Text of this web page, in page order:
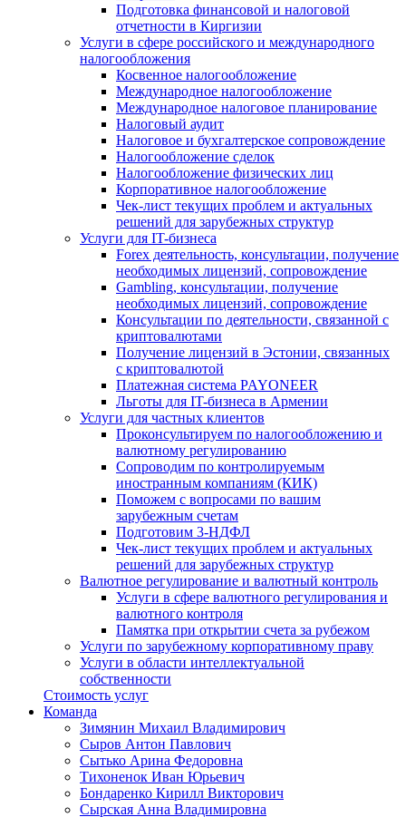
Подготовка финансовой и налоговой
отчетности в Киргизии
Услуги в сфере российского и международного
налогообложения
Косвенное налогообложение
Международное налогообложение
Международное налоговое планирование
Налоговый аудит
Налоговое и бухгалтерское сопровождение
Налогообложение сделок
Налогообложение физических лиц
Корпоративное налогообложение
Чек-лист текущих проблем и актуальных
решений для зарубежных структур
Услуги для IT-бизнеса
Forex деятельность, консультации, получение
необходимых лицензий, сопровождение
Gambling, консультации, получение
необходимых лицензий, сопровождение
Консультации по деятельности, связанной с
криптовалютами
Получение лицензий в Эстонии, связанных
с криптовалютой
Платежная система PAYONEER
Льготы для IT-бизнеса в Армении
Услуги для частных клиентов
Проконсультируем по налогообложению и
валютному регулированию
Сопроводим по контролируемым
иностранным компаниям (КИК)
Поможем с вопросами по вашим
зарубежным счетам
Подготовим 3-НДФЛ
Чек-лист текущих проблем и актуальных
решений для зарубежных структур
Валютное регулирование и валютный контроль
Услуги в сфере валютного регулирования и
валютного контроля
Памятка при открытии счета за рубежом
Услуги по зарубежному корпоративному праву
Услуги в области интеллектуальной
собственности
Стоимость услуг
Команда
Зимянин Михаил Владимирович
Сыров Антон Павлович
Сытько Арина Федоровна
Тихоненок Иван Юрьевич
Бондаренко Кирилл Викторович
Сырская Анна Владимировна